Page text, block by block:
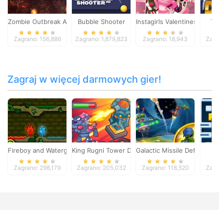
Zombie Outbreak Arena
Zagrano: 156,886
Bubble Shooter
Zagrano: 1,879,823
Instagirls Valentines Dress
Zagrano: 18,943
Zagraj w więcej darmowych gier!
Fireboy and Watergirl
Zagrano: 298,179
King Rugni Tower Defense
Zagrano: 205,032
Galactic Missile Defense
Zagrano: 118,520